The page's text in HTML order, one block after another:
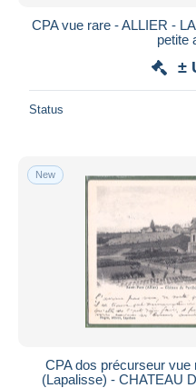
CPA vue rare - ALLIER -
petite
±
Status
New
CPA dos précurseur
(Lapalisse) - CHATEAU